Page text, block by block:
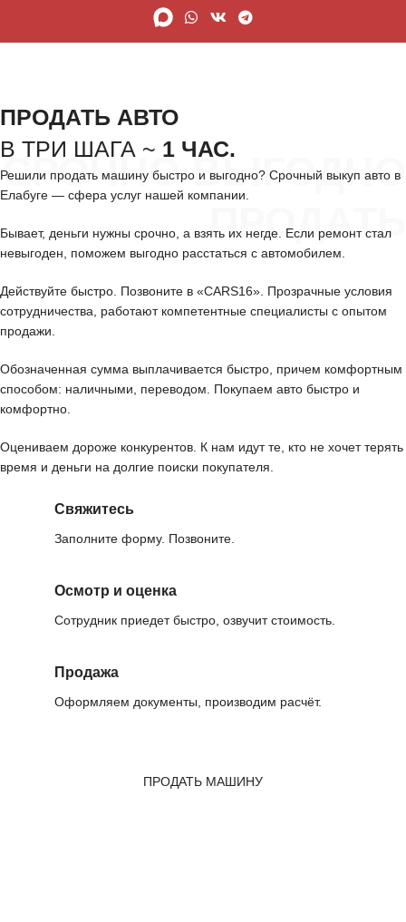
СРОЧНО ВЫГОДНО
ПРОДАТЬ
ПРОДАТЬ АВТО
В ТРИ ШАГА ~ 1 ЧАС.
Решили продать машину быстро и выгодно? Срочный выкуп авто в
Елабуге — сфера услуг нашей компании.
Бывает, деньги нужны срочно, а взять их негде. Если ремонт стал
невыгоден, поможем выгодно расстаться с автомобилем.
Действуйте быстро. Позвоните в «CARS16». Прозрачные условия
сотрудничества, работают компетентные специалисты с опытом
продажи.
Обозначенная сумма выплачивается быстро, причем комфортным
способом: наличными, переводом. Покупаем авто быстро и
комфортно.
Оцениваем дороже конкурентов. К нам идут те, кто не хочет терять
время и деньги на долгие поиски покупателя.
Свяжитесь
Заполните форму. Позвоните.
Осмотр и оценка
Сотрудник приедет быстро, озвучит стоимость.
Продажа
Оформляем документы, производим расчёт.
ПРОДАТЬ МАШИНУ